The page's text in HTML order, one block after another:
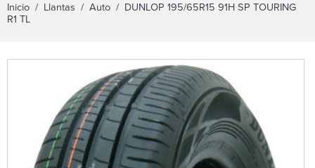
Inicio / Llantas / Auto / DUNLOP 195/65R15 91H SP TOURING
R1 TL